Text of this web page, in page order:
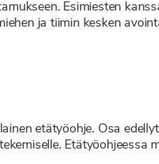
Esimiesten
ja tiimin kesken
etätyöohje. Osa
Etätyöohjeessa